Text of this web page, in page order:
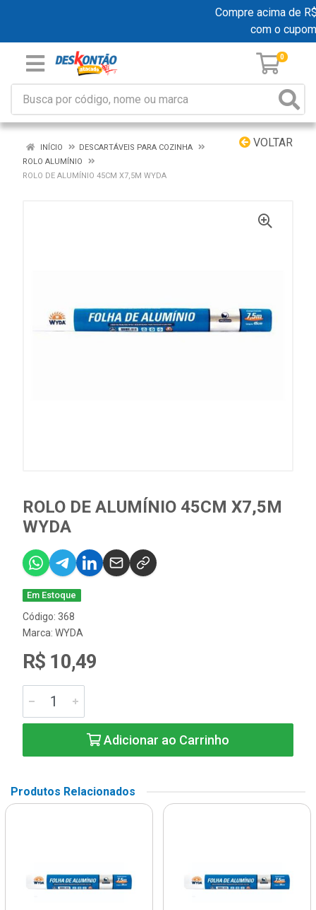
Compre acima de
com o
0
VOLTAR
INÍCIO
DESCARTÁVEIS PARA COZINHA
ROLO ALUMÍNIO
ROLO DE ALUMÍNIO 45CM X7,5M WYDA
ROLO DE ALUMÍNIO 45CM X7,5M
WYDA
Em Estoque
Código: 368
Marca: WYDA
R$ 10,49
Adicionar ao Carrinho
Produtos Relacionados